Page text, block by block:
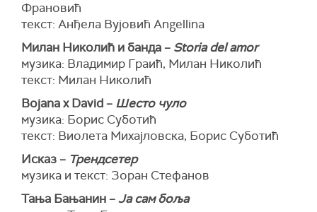
Франовић
текст: Анђела Вујовић Angellina
Милан Николић и банда – Storia del amor
музика: Владимир Граић, Милан Николић
текст: Милан Николић
Bojana x David – Шесто чуло
музика: Борис Суботић
текст: Виолета Михајловска, Борис Суботић
Исказ – Трендсетер
музика и текст: Зоран Стефанов
Тања Бањанин –Ја сам боља